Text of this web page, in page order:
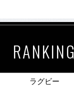
RANKING
ラグビー